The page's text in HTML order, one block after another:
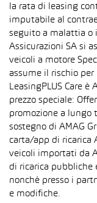
la rata di leasing
imputabile al
seguito a malattia o
Assicurazioni SA si
veicoli a motore
assume il rischio per
LeasingPLUS Care è
prezzo speciale:
promozione a lungo
sostegno di AMAG
carta/app di ricarica
veicoli importati da
di ricarica pubbliche
nonché presso i
e modifiche.